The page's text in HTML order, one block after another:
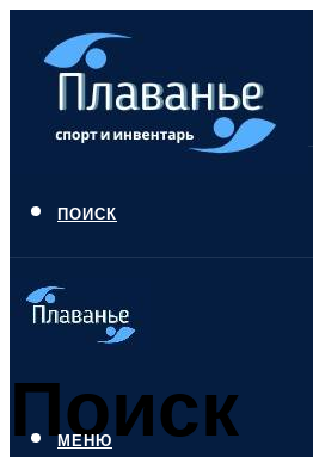
ПОИСК
Поиск
МЕНЮ